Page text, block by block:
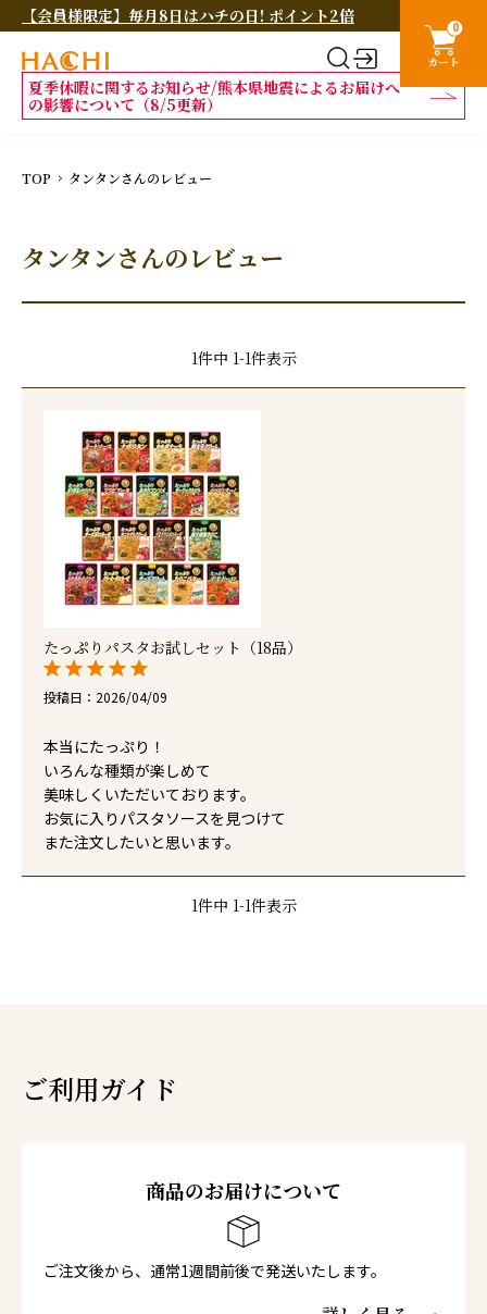
【会員様限定】毎月8日はハチの日! ポイント2倍
夏季休暇に関するお知らせ/熊本県地震によるお届けへ
の影響について（8/5更新）
0
カート
TOP タンタンさんのレビュー
タンタンさんのレビュー
1件中 1-1件表示
たっぷりパスタお試しセット（18品）
投稿日 2026/04/09
本当にたっぷり！
いろんな種類が楽しめて
美味しくいただいております。
お気に入りパスタソースを見つけて
また注文したいと思います。
1件中 1-1件表示
ご利用ガイド
商品のお届けについて
ご注文後から、通常1週間前後で発送いたします。